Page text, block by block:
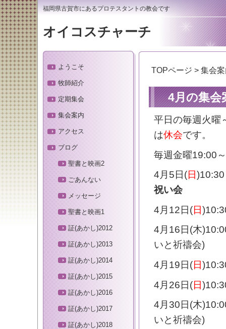
福岡県古賀市にあるプロテスタントの教会です
オイコスチャーチ
TOPページ > 集会
4月の集会
平日の毎週火曜
は休会です。
毎週金曜19:00
4月5日(日
祝い会
4月12日(日
4月16日(木
いと祈禱会)
4月19日(日
4月26日(日
4月30日(木
いと祈禱会)
ようこそ
牧師紹介
定期集会
集会案内
アクセス
ブログ
聖書と映画2
ごあんない
メッセージ
聖書と映画1
証(あかし)2012
証(あかし)2013
証(あかし)2014
証(あかし)2015
証(あかし)2016
証(あかし)2017
証(あかし)2018